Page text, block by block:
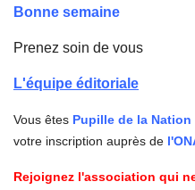
Bonne semaine
Prenez soin de vous
L'équipe éditoriale
Vous êtes Pupille de la Nation
votre inscription auprès de
Rejoignez l'association qui